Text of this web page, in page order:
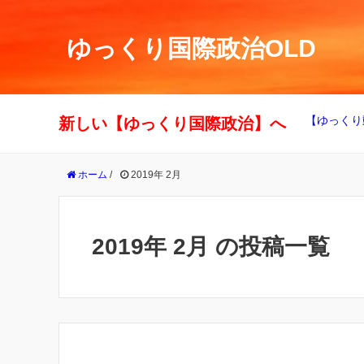
ゆっくり国際政治OLD
新しい【ゆっくり国際政治】へ 【ゆっく
ホーム / 2019年 2月
2019年 2月 の投稿一覧